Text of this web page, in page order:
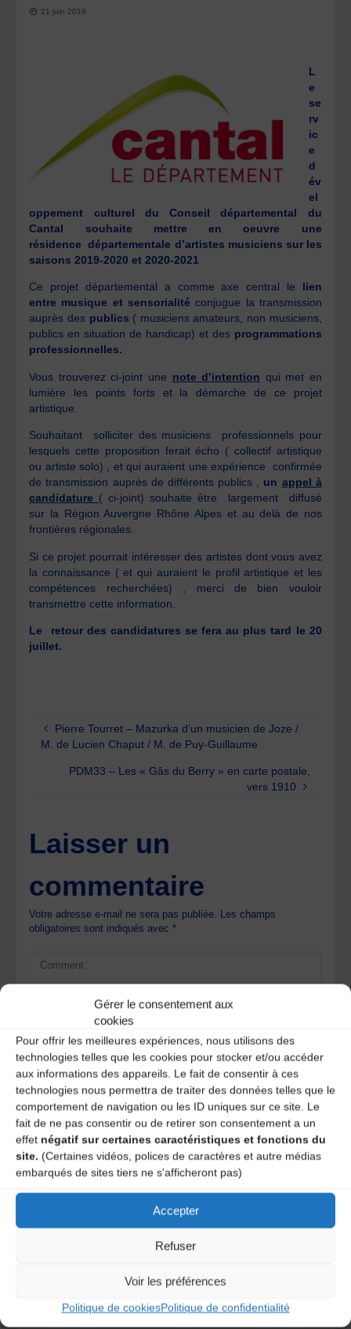
Gérer le consentement aux
cookies
Pour offrir les meilleures expériences, nous utilisons des
technologies telles que les cookies pour stocker et/ou accéder
aux informations des appareils. Le fait de consentir à ces
technologies nous permettra de traiter des données telles que le
comportement de navigation ou les ID uniques sur ce site. Le
fait de ne pas consentir ou de retirer son consentement a un
effet négatif sur certaines caractéristiques et fonctions du
site. (Certaines vidéos, polices de caractères et autre médias
embarqués de sites tiers ne s'afficheront pas)
Accepter
Refuser
Voir les préférences
Politique de cookiesPolitique de confidentialité
21 juin 2019
L
e
se
rv
ic
e
d
év
el
oppement culturel du Conseil départemental du
Cantal souhaite mettre en oeuvre une
résidence départementale d’artistes musiciens sur les
saisons 2019-2020 et 2020-2021
Ce projet départemental a comme axe central le lien
entre musique et sensorialitéconjugue la transmission
auprès des publics ( musiciens amateurs, non musiciens,
publics en situation de handicap) et des programmations
professionnelles.
Vous trouverez ci-joint une note d’intention qui met en
lumière les points forts et la démarche de ce projet
artistique.
Souhaitant solliciter des musiciens professionnels pour
lesquels cette proposition ferait écho ( collectif artistique
ou artiste solo) , et qui auraient une expérience confirmée
de transmission auprès de différents publics , un appel à
candidature ( ci-joint) souhaite être largement diffusé
sur la Région Auvergne Rhône Alpes et au delà de nos
frontières régionales.
Si ce projet pourrait intéresser des artistes dont vous avez
la connaissance ( et qui auraient le profil artistique et les
compétences recherchées) , merci de bien vouloir
transmettre cette information.
Le retour des candidatures se fera au plus tard le 20
juillet.
Pierre Tourret – Mazurka d’un musicien de Joze /
M. de Lucien Chaput / M. de Puy-Guillaume
PDM33 – Les « Gâs du Berry » en carte postale,
vers 1910
Laisser un
commentaire
Votre adresse e-mail ne sera pas publiée. Les champs
obligatoires sont indiqués avec*
Save my name, email, and site URL in my browser for next
savoir plus sur la façon dont les données de vos